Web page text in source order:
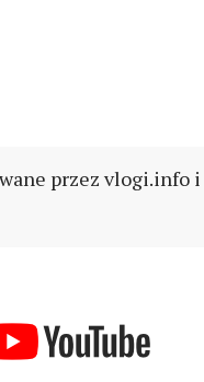
przez vlogi.info